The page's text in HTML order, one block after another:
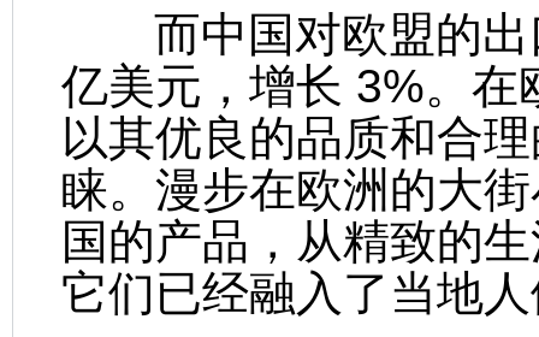
而中国对欧盟的出
亿美元，增长 3%。在
以其优良的品质和合
睐。漫步在欧洲的大
国的产品，从精致的
它们已经融入了当地